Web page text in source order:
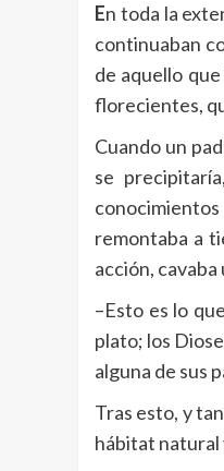
En toda la
continuaban
de aquello
florecientes,
Cuando un
se
conocimientos
remontaba a
acción,
–Esto es lo
plato; los
alguna de sus
Tras esto, y
hábitat natural